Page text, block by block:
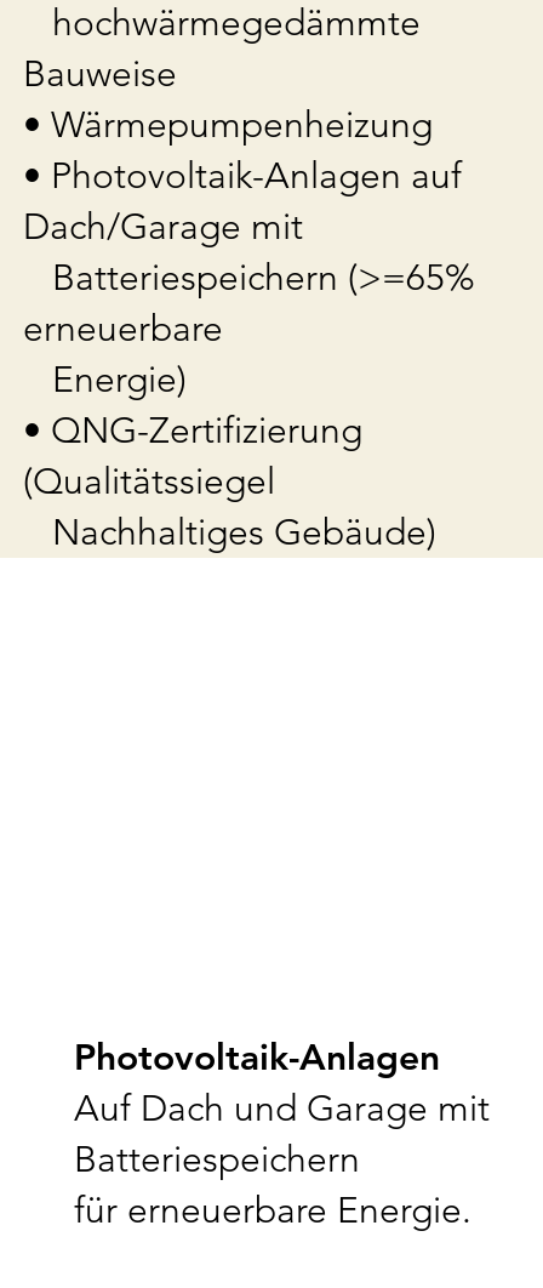
hochwärmegedämmte
Bauweise
• Wärmepumpenheizung
• Photovoltaik-Anlagen auf
Dach/Garage mit
Batteriespeichern (>=65%
erneuerbare
Energie)
• QNG-Zertifizierung
(Qualitätssiegel
Nachhaltiges Gebäude)
Photovoltaik-Anlagen
Auf Dach und Garage mit
Batteriespeichern
für erneuerbare Energie.